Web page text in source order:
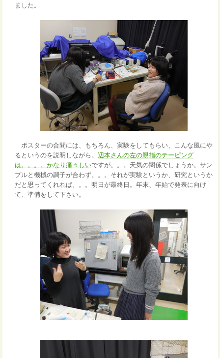
ました。
ポスターの合間には、もちろん、実験をしてもらい、こんな風にや
るというのを説明しながら。辺本さんの左の親指のテーピング
は。。。。かなり痛々しいですが。。。天気の関係でしょうか。サン
プルと機械の調子が合わず。。。それが実験というか、研究というか
だと思ってくれれば。。。明日が最終日。年末、年始で発表に向け
て、準備をして下さい。